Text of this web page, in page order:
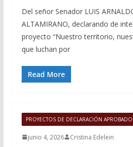
Del señor Senador LUIS
ALTAMIRANO, declarando de
proyecto “Nuestro territorio,
que luchan por
Read More
PROYECTOS DE DECLARACIÓN
junio 4, 2026 Cristina Edelein